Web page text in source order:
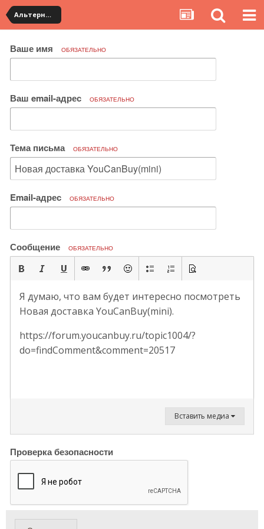
Альтернативная доставка YouCanBuy (mini)
Ваше имя ОБЯЗАТЕЛЬНО
Ваш email-адрес ОБЯЗАТЕЛЬНО
Тема письма ОБЯЗАТЕЛЬНО
Email-адрес ОБЯЗАТЕЛЬНО
Сообщение ОБЯЗАТЕЛЬНО
Я думаю, что вам будет интересно посмотреть
Новая доставка YouCanBuy(mini).
https://forum.youcanbuy.ru/topic1004/?
do=findComment&comment=20517
Вставить медиа
Проверка безопасности